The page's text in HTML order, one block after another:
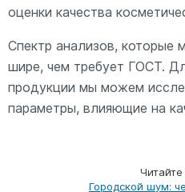
оценки качества
Спектр анализов,
шире, чем требует ГОСТ.
продукции мы можем
параметры, влияющие на
Городской шум: